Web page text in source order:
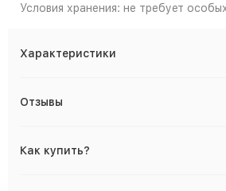
Условия хранения: не требует
Характеристики
Отзывы
Как купить?